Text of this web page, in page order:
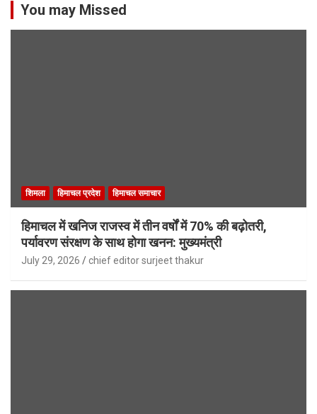
You may Missed
शिमला हिमाचल प्रदेश हिमाचल समाचार
हिमाचल में खनिज राजस्व में तीन वर्षों में 70% की बढ़ोतरी,
पर्यावरण संरक्षण के साथ होगा खनन: मुख्यमंत्री
July 29, 2026 chief editor surjeet thakur